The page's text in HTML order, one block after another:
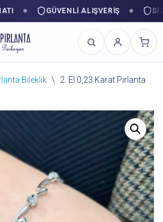
GÜVENLI ALIŞVERIŞ
Bileklik \
2. El 0,23 Karat Pırlanta